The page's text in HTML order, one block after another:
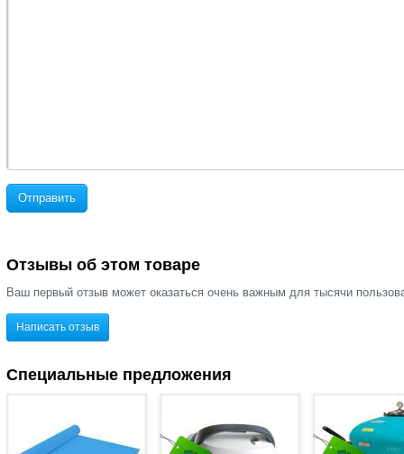
Отправить
Отзывы об этом товаре
Ваш первый отзыв может оказаться очень важным для тысячи
Написать отзыв
Специальные предложения